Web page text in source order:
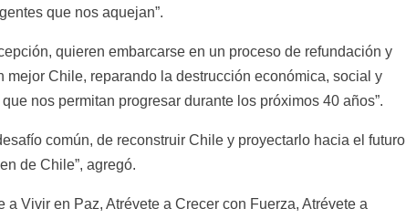
que nos aquejan”.
quieren embarcarse en un proceso de refundación y
Chile, reparando la destrucción económica, social y
nos permitan progresar durante los próximos 40 años”.
común, de reconstruir Chile y proyectarlo hacia el futuro
de Chile”, agregó.
Vivir en Paz, Atrévete a Crecer con Fuerza, Atrévete a